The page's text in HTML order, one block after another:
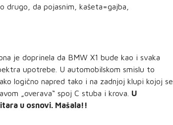
da pojasnim, kašeta=gajba,
je doprinela da BMW X1 bude kao i svaka
upotrebe. U automobilskom smislu to
logično napred tako i na zadnjoj klupi kojoj se
„overava“ spoj C stuba i krova. U
u osnovi. Mašala!!